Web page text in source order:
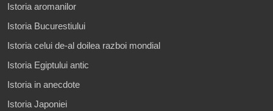
Istoria aromanilor
Istoria Bucurestiului
Istoria celui de-al doilea razboi mondial
Istoria Egiptului antic
Istoria in anecdote
Istoria Japoniei